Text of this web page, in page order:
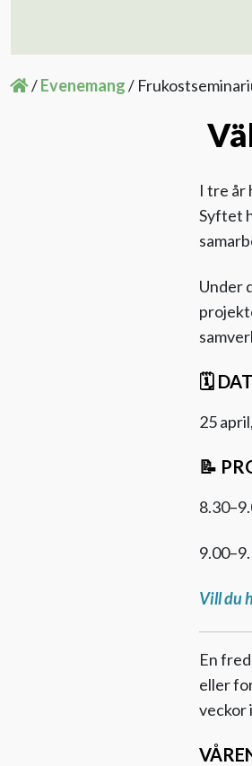
/Evenemang/
I tre år
Syftet
Under
🗓️
25
📝
Vill du
En
eller
veckor